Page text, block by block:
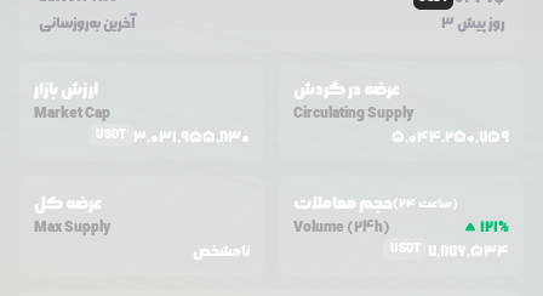
آخرین به‌روزسانی 3 روز پیش
ارزش بازار
Market Cap
USDT 3,031,955,830
عرضه در گردش
Circulating Supply
5,044,250,759
عرضه کل
Max Supply
نامشخص
حجم معاملات (24 ساعت)
Volume (24h) 121%
USDT 7,876,534